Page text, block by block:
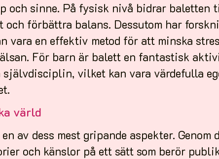
och sinne. På fysisk nivå bidrar baletten
och förbättra balans. Dessutom har
vara en effektiv metod för att minska
För barn är balett en fantastisk
vilket kan vara värdefulla
värld
av dess mest gripande aspekter. Genom
och känslor på ett sätt som berör